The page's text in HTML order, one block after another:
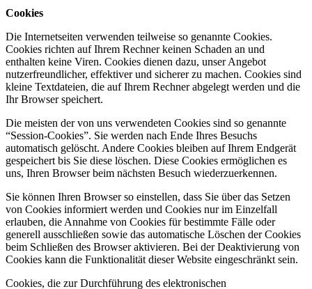
Cookies
Die Internetseiten verwenden teilweise so genannte Cookies.
Cookies richten auf Ihrem Rechner keinen Schaden an und
enthalten keine Viren. Cookies dienen dazu, unser Angebot
nutzerfreundlicher, effektiver und sicherer zu machen. Cookies sind
kleine Textdateien, die auf Ihrem Rechner abgelegt werden und die
Ihr Browser speichert.
Die meisten der von uns verwendeten Cookies sind so genannte
“Session-Cookies”. Sie werden nach Ende Ihres Besuchs
automatisch gelöscht. Andere Cookies bleiben auf Ihrem Endgerät
gespeichert bis Sie diese löschen. Diese Cookies ermöglichen es
uns, Ihren Browser beim nächsten Besuch wiederzuerkennen.
Sie können Ihren Browser so einstellen, dass Sie über das Setzen
von Cookies informiert werden und Cookies nur im Einzelfall
erlauben, die Annahme von Cookies für bestimmte Fälle oder
generell ausschließen sowie das automatische Löschen der Cookies
beim Schließen des Browser aktivieren. Bei der Deaktivierung von
Cookies kann die Funktionalität dieser Website eingeschränkt sein.
Cookies, die zur Durchführung des elektronischen